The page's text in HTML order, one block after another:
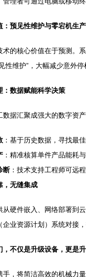
：预见性维护与零宕机生产
术的核心价值在于预测。
性维护”，大幅减少意外
：数据赋能科学决策
数据汇聚成强大的数字资
：基于历史数据，寻找最
：精准核算单件产品能耗
断 ：技术支持工程师可远
，无缝集成
从硬件嵌入、网络部署到
企业资源计划）系统对接
，不仅是升级设备，更是升
手，将简洁高效的机械力